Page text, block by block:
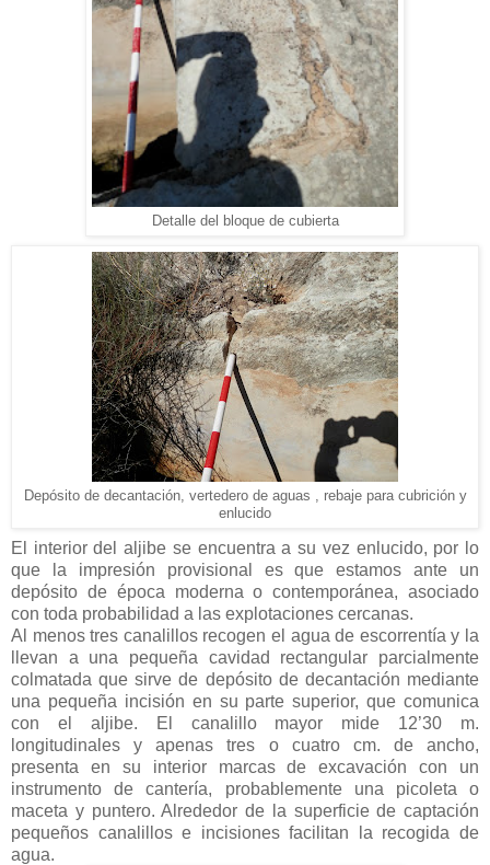
Detalle del bloque de cubierta
Depósito de decantación, vertedero de aguas , rebaje para cubrición y
enlucido
El interior del aljibe se encuentra a su vez enlucido, por lo
que la impresión provisional es que estamos ante un
depósito de época moderna o contemporánea, asociado
con toda probabilidad a las explotaciones cercanas.
Al menos tres canalillos recogen el agua de escorrentía y la
llevan a una pequeña cavidad rectangular parcialmente
colmatada que sirve de depósito de decantación mediante
una pequeña incisión en su parte superior, que comunica
con el aljibe. El canalillo mayor mide 12’30 m.
longitudinales y apenas tres o cuatro cm. de ancho,
presenta en su interior marcas de excavación con un
instrumento de cantería, probablemente una picoleta o
maceta y puntero. Alrededor de la superficie de captación
pequeños canalillos e incisiones facilitan la recogida de
agua.